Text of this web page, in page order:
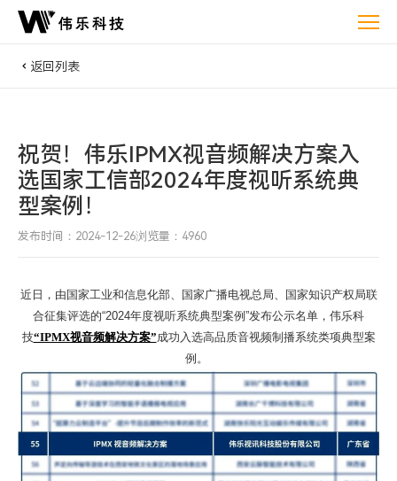
贺！
2024
返回列表
祝贺！伟乐IPMX视音频解决方案入
选国家工信部2024年度视听系统典
型案例！
发布时间：2024-12-26浏览量：4960
近日，由国家工业和信息化部、国家广播电视总局、国家知识产权局联
合征集评选的“2024年度视听系统典型案例”发布公示名单，伟乐科
技“IPMX视音频解决方案”成功入选高品质音视频制播系统类项典型案
例。